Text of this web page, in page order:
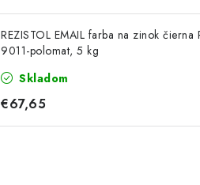
REZISTOL EMAIL farba na zinok čierna
9011-polomat, 5 kg
Skladom
€67,65